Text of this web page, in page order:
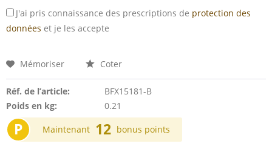
J'ai pris connaissance des prescriptions de protection des
données et je les accepte
Mémoriser Coter
Réf. de l’article:
BFX15181-B
Poids en kg:
0.21
P Maintenant 12 bonus points